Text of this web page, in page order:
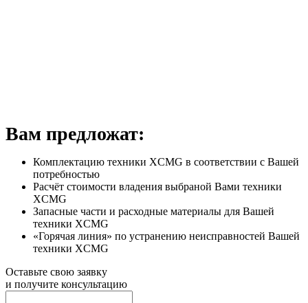
Вам предложат:
Комплектацию техники XCMG в соответствии с Вашей
потребностью
Расчёт стоимости владения выбраной Вами техники
XCMG
Запасные части и расходные материалы для Вашей
техники XCMG
«Горячая линия» по устранению неисправностей Вашей
техники XCMG
Оставьте свою заявку
и получите консультацию